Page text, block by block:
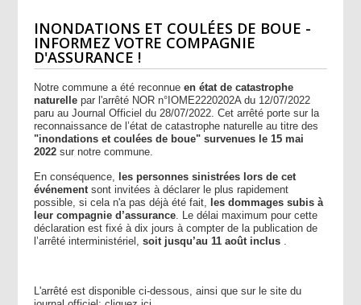
INONDATIONS ET COULÉES DE BOUE -
INFORMEZ VOTRE COMPAGNIE
D'ASSURANCE !
Notre commune a été reconnueen état de catastrophe
naturelle par l'arrêté NOR n°IOME2220202A du 12/07/2022
paru au Journal Officiel du 28/07/2022. Cet arrêté porte sur la
reconnaissance de l’état de catastrophe naturelle au titre des
"inondations et coulées de boue" survenues le 15 mai
2022 sur notre commune.
En conséquence, les personnes sinistrées lors de cet
événementsont invitées à déclarer le plus rapidement
possible, si cela n'a pas déjà été fait, les dommages subis à
leur compagnie d’assurance. Le délai maximum pour cette
déclaration est fixé à dix jours à compter de la publication de
l’arrêté interministériel,soit jusqu’au 11 août inclus .
L'arrêté est disponible ci-dessous, ainsi que sur le site du